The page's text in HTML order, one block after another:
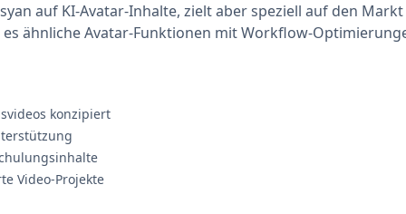
auf KI-Avatar-Inhalte, zielt aber speziell auf den
es ähnliche Avatar-Funktionen mit Workflow-
konzipiert
Video-Projekte